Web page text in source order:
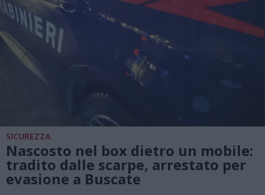
SICUREZZA
Nascosto nel box dietro un mobile:
tradito dalle scarpe, arrestato per
evasione a Buscate